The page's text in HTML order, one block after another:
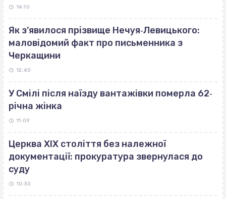
14:10
Як з’явилося прізвище Нечуя‐Левицького:
маловідомий факт про письменника з
Черкащини
12:40
У Смілі після наїзду вантажівки померла 62‐
річна жінка
11:09
Церква ХІХ століття без належної
документації: прокуратура звернулася до
суду
10:30